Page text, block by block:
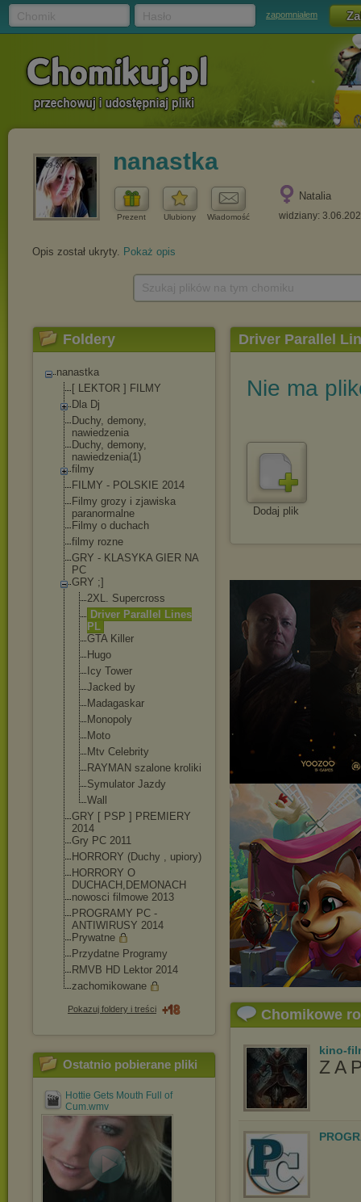
zapomniałem
nanastka
Prezent Ulubiony Wiadomość
Natalia
widziany:
Opis został ukryty. Pokaż opis
Foldery
nanastka
[ LEKTOR ] FILMY
Dla Dj
Duchy, demony,
nawiedzenia
Duchy, demony,
nawiedzenia(1)
filmy
FILMY - POLSKIE 2014
Filmy grozy i zjawiska
paranormalne
Filmy o duchach
filmy rozne
GRY - KLASYKA GIER NA
PC
GRY ;]
2XL. Supercross
Driver Parallel Lines
PL
GTA Killer
Hugo
Icy Tower
Jacked by
Madagaskar
Monopoly
Moto
Mtv Celebrity
RAYMAN szalone kroliki
Symulator Jazdy
Wall
GRY [ PSP ] PREMIERY
2014
Gry PC 2011
HORRORY (Duchy , upiory)
HORRORY O
DUCHACH,DEMONACH
nowosci filmowe 2013
PROGRAMY PC -
ANTIWIRUSY 2014
Prywatne
Przydatne Programy
RMVB HD Lektor 2014
zachomikowane
Pokazuj foldery i treści
Ostatnio pobierane pliki
Hottie Gets Mouth Full of
Cum.wmv
Driver Parallel
Nie ma
Dodaj plik
Chomikowe
kino-
Z A